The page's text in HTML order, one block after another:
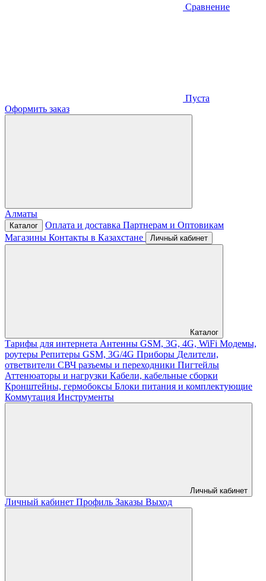
Сравнение
Пуста
Оформить заказ
Алматы
Каталог Оплата и доставка Партнерам и Оптовикам
Магазины Контакты в Казахстане Личный кабинет
Каталог
Тарифы для интернета Антенны GSM, 3G, 4G, WiFi Модемы,
роутеры Репитеры GSM, 3G/4G Приборы Делители,
ответвители СВЧ разъемы и переходники Пигтейлы
Аттенюаторы и нагрузки Кабели, кабельные сборки
Кронштейны, гермобоксы Блоки питания и комплектующие
Коммутация Инструменты
Личный кабинет
Личный кабинет Профиль Заказы Выход